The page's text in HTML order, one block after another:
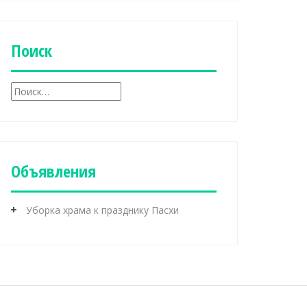
к
иПоиск
Н
а
Объявления
Уборка храма к празднику Пасхи